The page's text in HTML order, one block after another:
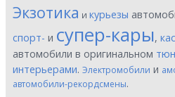
Экзотика и курьезы
спорт- и супер-кары,
автомобили в оригинальном
интерьерами. Электромобили и
автомобили-рекордсмены.